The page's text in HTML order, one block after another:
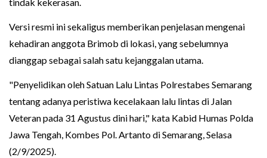
Versi resmi ini sekaligus memberikan penjelasan mengenai
kehadiran anggota Brimob di lokasi, yang sebelumnya
dianggap sebagai salah satu kejanggalan utama.
"Penyelidikan oleh Satuan Lalu Lintas Polrestabes Semarang
tentang adanya peristiwa kecelakaan lalu lintas di Jalan
Veteran pada 31 Agustus dini hari," kata Kabid Humas Polda
Jawa Tengah, Kombes Pol. Artanto di Semarang, Selasa
(2/9/2025).